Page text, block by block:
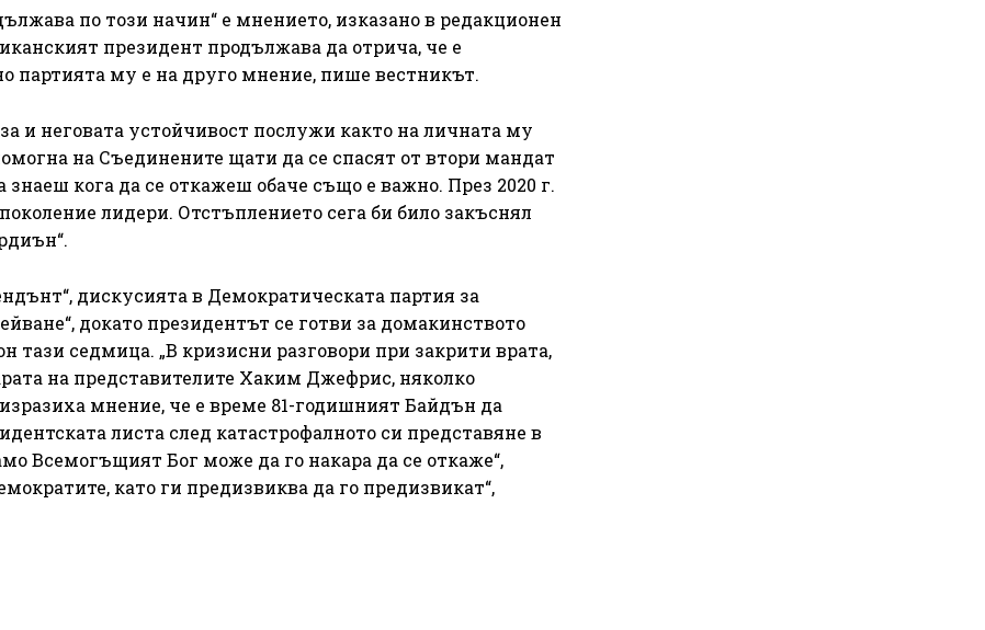
по този начин“ е мнението, изказано в редакционен
президент продължава да отрича, че е
партията му е на друго мнение, пише вестникът.
и неговата устойчивост послужи както на личната му
на Съединените щати да се спасят от втори мандат
кога да се откажеш обаче също е важно. През 2020 г.
лидери. Отстъплението сега би било закъснял
дискусията в Демократическата партия за
докато президентът се готви за домакинството
седмица. „В кризисни разговори при закрити врата,
на представителите Хаким Джефрис, няколко
мнение, че е време 81-годишният Байдън да
листа след катастрофалното си представяне в
Всемогъщият Бог може да го накара да се откаже“,
като ги предизвиква да го предизвикат“,